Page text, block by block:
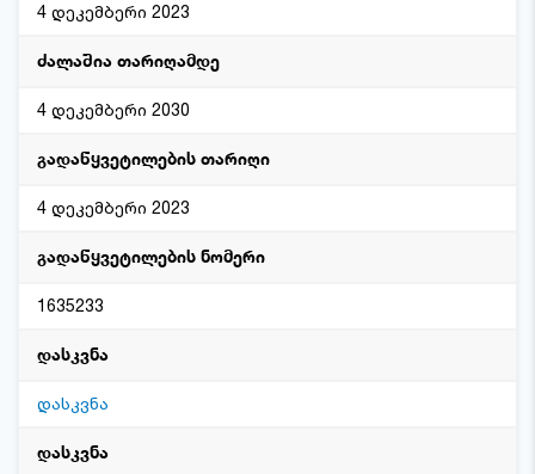
4 დეკემბერი 2023
ძალაშია თარიღამდე
4 დეკემბერი 2030
გადაწყვეტილების თარიღი
4 დეკემბერი 2023
გადაწყვეტილების ნომერი
1635233
დასკვნა
დასკვნა
დასკვნა